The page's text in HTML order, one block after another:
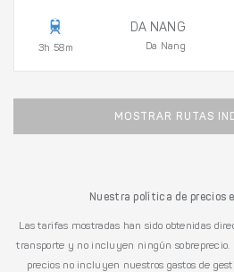
3h 58m
DA NANG
Da Nang
MOSTRAR RUTAS
Nuestra política de precios
Las tarifas mostradas han sido obtenidas
transporte y no incluyen ningún sobreprecio.
precios no incluyen nuestros gastos de